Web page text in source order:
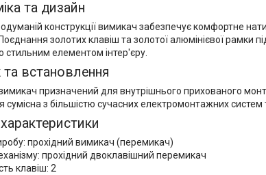
та дизайн
конструкції вимикач забезпечує комфортне
золотих клавіш та золотої алюмінієвої рамки
стильним елементом інтер'єру.
встановлення
призначений для внутрішнього прихованого
сумісна з більшістю сучасних електромонтажних
характеристики
прохідний вимикач (перемикач)
прохідний двоклавішний перемикач
клавіш: 2